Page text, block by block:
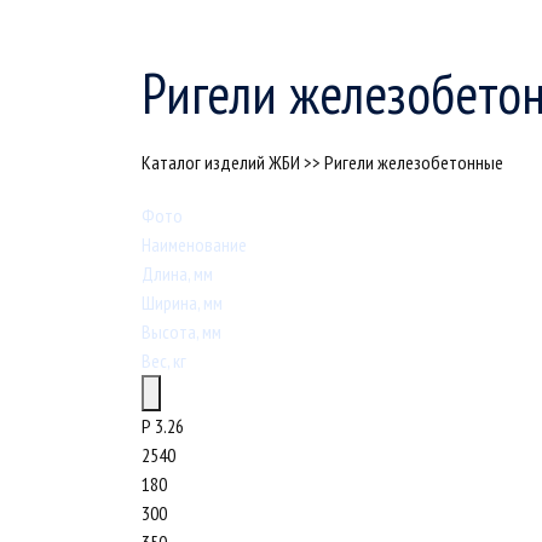
Ригели
Каталог изделий ЖБИ >> Ригели железобетонные
Фото
Наименование
Длина, мм
Ширина, мм
Высота, мм
Вес, кг
Р 3.26
2540
180
300